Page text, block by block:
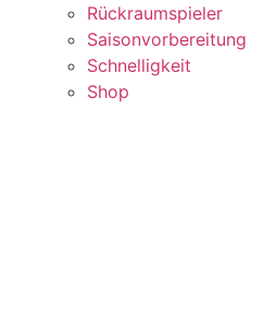
Rückraumspieler
Saisonvorbereitung
Schnelligkeit
Shop